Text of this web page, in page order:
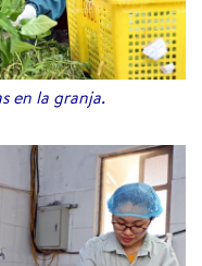
en la granja.